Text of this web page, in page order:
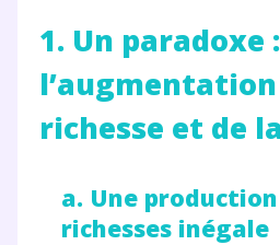
1. Un paradoxe :
richesse et de
a. Une
richesses inégale